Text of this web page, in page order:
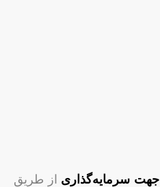
سرمایه‌گذاری از طریق